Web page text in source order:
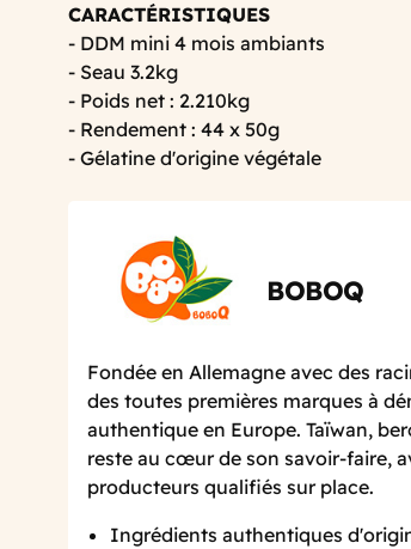
CARACTÉRISTIQUES
- DDM mini 4 mois ambiants
- Seau 3.2kg
- Poids net : 2.210kg
- Rendement : 44 x 50g
- Gélatine d'origine végétale
BOBOQ
Fondée en Allemagne avec des
des toutes premières marques à
authentique en Europe. Taïwan,
reste au cœur de son savoir-faire,
producteurs qualifiés sur place.
Ingrédients authentiques